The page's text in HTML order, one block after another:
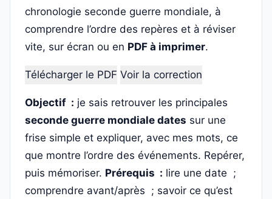
chronologie seconde guerre mondiale, à
comprendre l’ordre des repères et à réviser
vite, sur écran ou en PDF à imprimer.
Télécharger le PDF Voir la correction
Objectif : je sais retrouver les principales
seconde guerre mondiale dates sur une
frise simple et expliquer, avec mes mots, ce
que montre l’ordre des événements. Repérer,
puis mémoriser. Prérequis : lire une date ;
comprendre avant/après ; savoir ce qu’est